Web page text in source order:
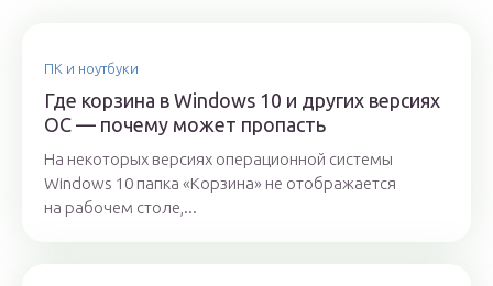
ПК и ноутбуки
Где корзина в Windows 10 и других версиях
ОС — почему может пропасть
На некоторых версиях операционной системы
Windows 10 папка «Корзина» не отображается
на рабочем столе,...